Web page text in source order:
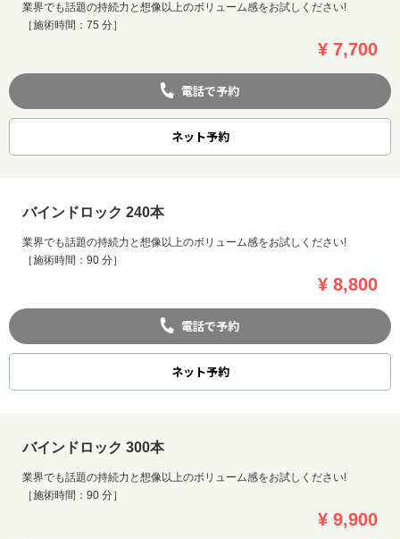
業界でも話題の持続力と想像以上のボリューム感をお試しください!
［施術時間：75 分］
¥ 7,700
電話で予約
ネット予約
バインドロック 240本
業界でも話題の持続力と想像以上のボリューム感をお試しください!
［施術時間：90 分］
¥ 8,800
電話で予約
ネット予約
バインドロック 300本
業界でも話題の持続力と想像以上のボリューム感をお試しください!
［施術時間：90 分］
¥ 9,900